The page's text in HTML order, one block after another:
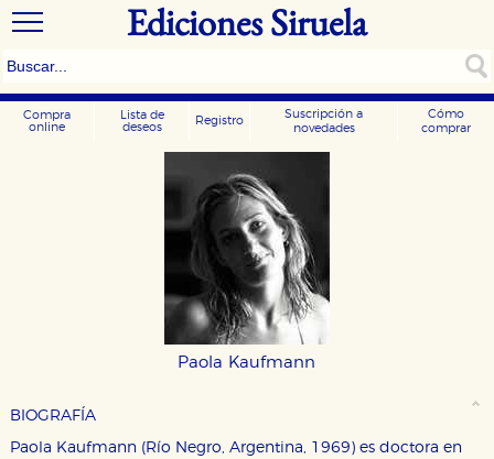
Ediciones Siruela
Compra
online
Lista de
deseos
Registro
Suscripción a
novedades
Cómo
comprar
Paola Kaufmann
BIOGRAFÍA
Paola Kaufmann (Río Negro, Argentina, 1969) es doctora en